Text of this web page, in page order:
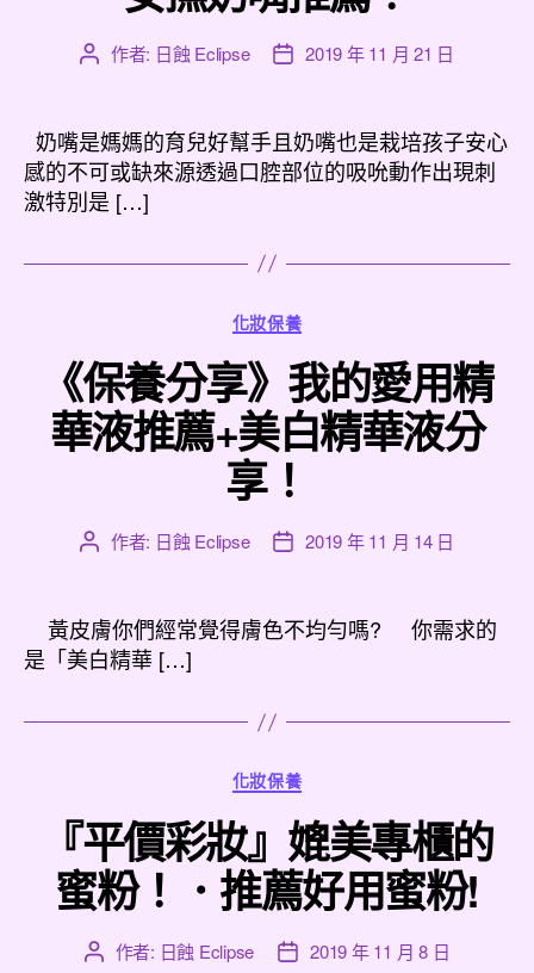
文
者
作者: 日蝕 Eclipse
文
佈
日
期
2019 年 11 月 21 日
奶嘴是媽媽的育兒好幫手且奶嘴也是栽培孩子安心
感的不可或缺來源透過口腔部位的吸吮動作出現刺
激特別是 […]
分
類
化妝保養
《保養分享》我的愛用精
華液推薦+美白精華液分
享！
文
者
作者: 日蝕 Eclipse
文
佈
日
2019 年 11 月 14 日
黃皮膚你們經常覺得膚色不均勻嗎? 你需求的
是「美白精華 […]
分
類
化妝保養
『平價彩妝』媲美專櫃的
蜜粉！．推薦好用蜜粉!
文 作者: 日蝕 Eclipse
文 2019 年 11 月 8 日